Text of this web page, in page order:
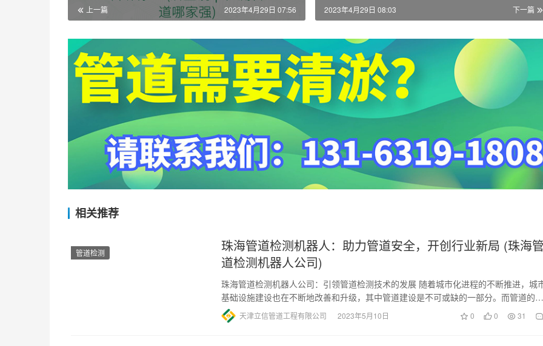
上一篇 2023年4月29日 07:56 下一篇
2023年4月29日 08:03
相关推荐
管道检测
珠海管道检测机器人：助力管道安全，开创行业新局 (珠海
道检测机器人公司)
珠海管道检测机器人公司：引领管道检测技术的发展 随着城市化进程的不断推进，城
基础设施建设也在不断地改善和升级，其中管道建设是不可或缺的一部分。而管道的质
量安全与环境保护成为各界高…
天津立信管道工程有限公司 2023年5月10日 0 0 31